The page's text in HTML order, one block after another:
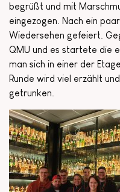
begrüßt und mit
eingezogen. Nach ein
Wiedersehen gefeiert.
QMU und es startete die
man sich in einer der
Runde wird viel erzählt
getrunken.